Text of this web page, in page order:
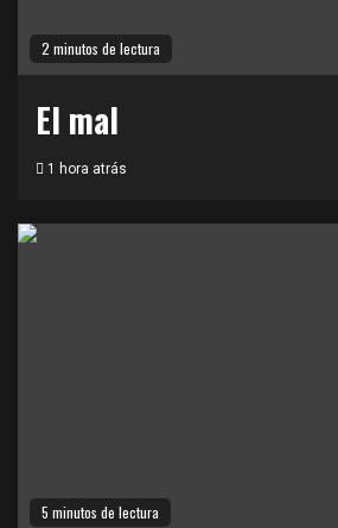
2 minutos de lectura
El mal
1 hora atrás
5 minutos de lectura